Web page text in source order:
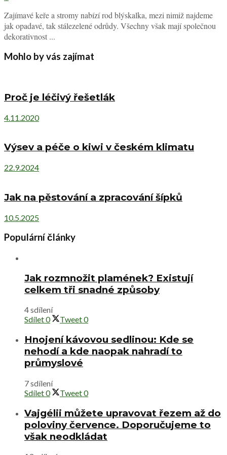
Zajímavé keře a stromy nabízí rod blýskalka, mezi nimiž najdeme
jak opadavé, tak stálezelené odrůdy. Všechny však mají společnou
dekorativnost ...
Mohlo by vás zajímat
Proč je léčivý řešetlák
4.11.2020
Výsev a péče o kiwi v českém klimatu
22.9.2024
Jak na pěstování a zpracování šípků
10.5.2025
Populární články
Jak rozmnožit plamének? Existují
celkem tři snadné způsoby
4 sdílení
Sdílet0 Tweet0
Hnojení kávovou sedlinou: Kde se
nehodí a kde naopak nahradí to
průmyslové
7 sdílení
Sdílet0 Tweet0
Vajgélii můžete upravovat řezem až do
poloviny července. Doporučujeme to
však neodkládat